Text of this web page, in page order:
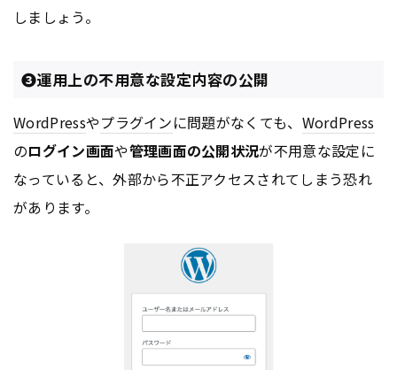
しましょう。
❸運用上の不用意な設定内容の公開
WordPressやプラグインに問題がなくても、 WordPress
のログイン画面や管理画面の公開状況が不用意な設定に
なっていると、外部から不正アクセスされてしまう恐れ
があります。